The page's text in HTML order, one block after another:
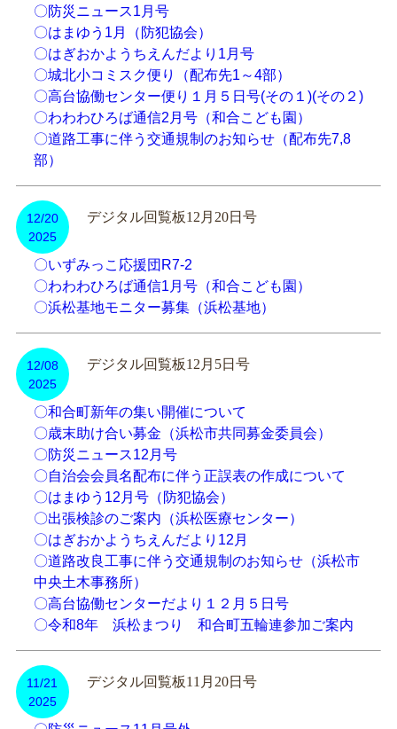
〇防災ニュース1月号
〇はまゆう1月（防犯協会）
〇はぎおかようちえんだより1月号
〇城北小コミスク便り（配布先1～4部）
〇高台協働センター便り１月５日号(その１)(その２)
〇わわわひろば通信2月号（和合こども園）
〇道路工事に伴う交通規制のお知らせ（配布先7,8
部）
デジタル回覧板12月20日号
12/20
2025
〇いずみっこ応援団R7-2
〇わわわひろば通信1月号（和合こども園）
〇浜松基地モニター募集（浜松基地）
デジタル回覧板12月5日号
12/08
2025
〇和合町新年の集い開催について
〇歳末助け合い募金（浜松市共同募金委員会）
〇防災ニュース12月号
〇自治会会員名配布に伴う正誤表の作成について
〇はまゆう12月号（防犯協会）
〇出張検診のご案内（浜松医療センター）
〇はぎおかようちえんだより12月
〇道路改良工事に伴う交通規制のお知らせ（浜松市
中央土木事務所）
〇高台協働センターだより１２月５日号
〇令和8年 浜松まつり 和合町五輪連参加ご案内
デジタル回覧板11月20日号
11/21
2025